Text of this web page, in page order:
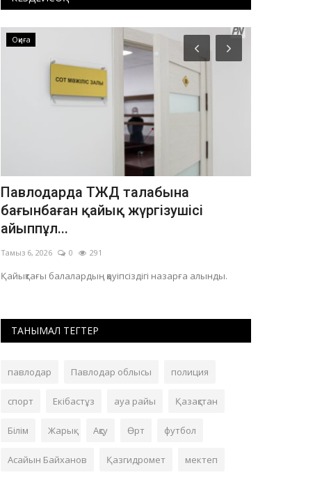
Оқиға
Павлодарда ТЖД талабына
бағынбаған қайық жүргізушісі
айыппұл...
Тамыз 6, 2026 0 291
Қайықтағы балалардың қауіпсіздігі назарға алынды.
ТАНЫМАЛ ТЕГТЕР
павлодар Павлодар облысы полиция
спорт Екібастұз ауа райы Қазақстан
Білім Жарық Ақсу Өрт футбол
Асайын Байханов Қазгидромет мектеп